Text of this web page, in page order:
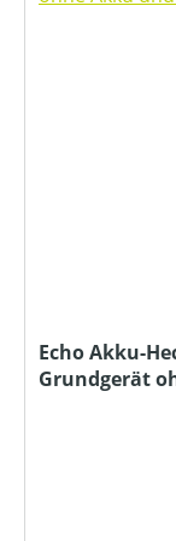
Echo Akku-
Grundgerät